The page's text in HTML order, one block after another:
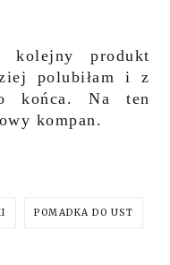
kolejny produkt
polubiłam i z
końca. Na ten
kompan.
POMADKA DO UST